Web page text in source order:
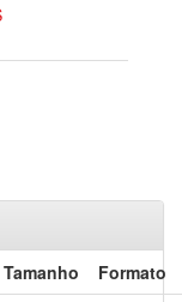
Tamanho
Formato